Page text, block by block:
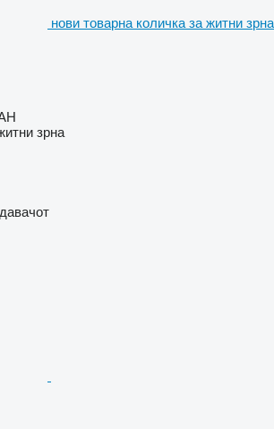
нови товарна количка за житни зрна
зрна